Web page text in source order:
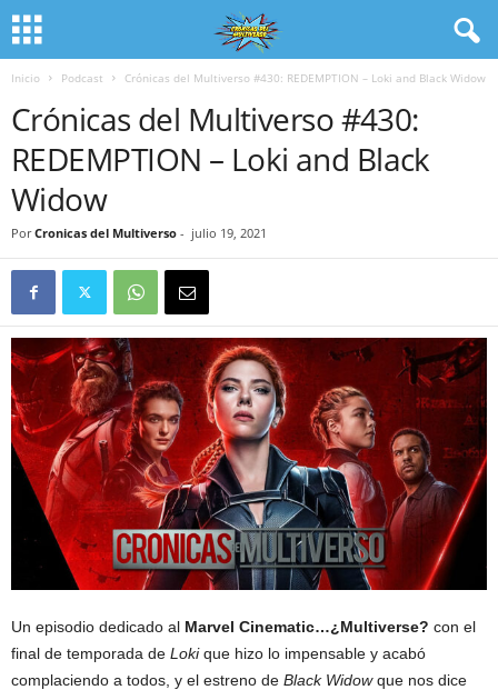
Inicio Podcast Crónicas del Multiverso #430: REDEMPTION – Loki and Black Widow
Crónicas del Multiverso #430:
REDEMPTION – Loki and Black
Widow
Por Cronicas del Multiverso - julio 19, 2021
Un episodio dedicado al Marvel Cinematic…¿Multiverse? con el
final de temporada de Lokique hizo lo impensable y acabó
complaciendo a todos, y el estreno de Black Widowque nos dice